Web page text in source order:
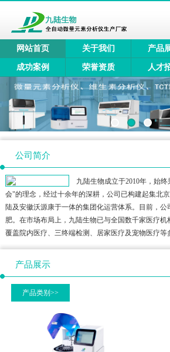
网站首页 关于我们 产品
成功案例 荣誉资质 人才
公司简介
九陆生物成立于2010年，始
会"的理念，经过十余年的深耕，公司已构建起集北
陆及安徽沃源康于一体的集团化运营体系。目前，
肥。在市场布局上，九陆生物已与全国数千家医疗
覆盖院内医疗、三终端检测、居家医疗及宠物医疗等
产品展示
产品类别>>